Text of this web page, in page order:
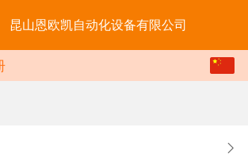
昆山恩欧凯自动化设备有限公司